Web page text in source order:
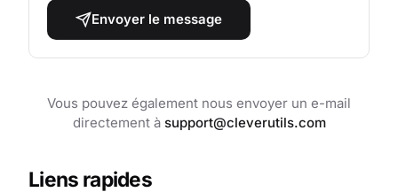
Envoyer le message
Vous pouvez également nous envoyer un e-mail
directement à support@cleverutils.com
Liens rapides